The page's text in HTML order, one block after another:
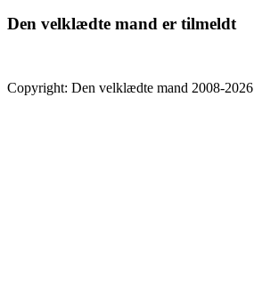
Den velklædte mand er tilmeldt
Copyright: Den velklædte mand 2008-2026